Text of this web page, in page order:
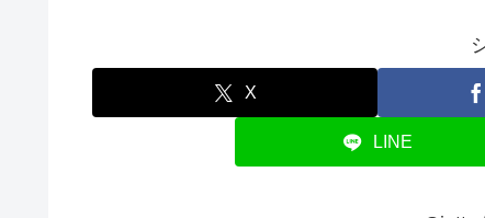
X
LINE